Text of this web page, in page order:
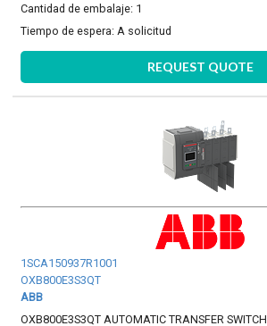
Cantidad de embalaje: 1
Tiempo de espera:A solicitud
REQUEST QUOTE
1SCA150937R1001
OXB800E3S3QT
ABB
OXB800E3S3QT AUTOMATIC TRANSFER SWITCH